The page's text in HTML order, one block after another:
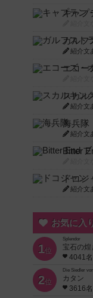
ガルフ
紹介文
エコー
スカル
紹介文
海兵隊
紹介文
ドコジ
紹介文
お気に入
1位
Splendor
宝石の煌
4041名
2位
Die Siedler
カタン
3616名